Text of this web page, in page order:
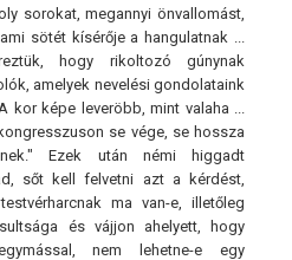
sorokat, megannyi önvallomást,
sötét kísérője a hangulatnak ...
hogy rikoltozó gúnynak
amelyek nevelési gondolataink
kor képe leveröbb, mint valaha ...
se vége, se hossza
Ezek után némi higgadt
sőt kell felvetni azt a kérdést,
ma van-e, illetőleg
és vájjon ahelyett, hogy
nem lehetne-e egy